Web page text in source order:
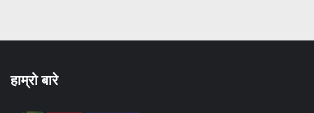
हाम्रो बारे